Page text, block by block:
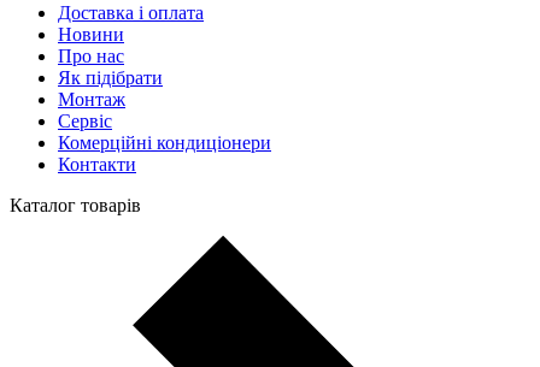
Доставка і оплата
Новини
Про нас
Як підібрати
Монтаж
Сервіс
Комерційні кондиціонери
Контакти
Каталог товарів